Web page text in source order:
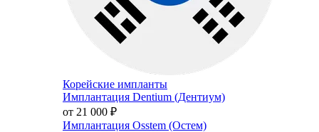
Корейские импланты
Имплантация Dentium (Дентиум)
от 21 000 ₽
Имплантация Osstem (Остем)